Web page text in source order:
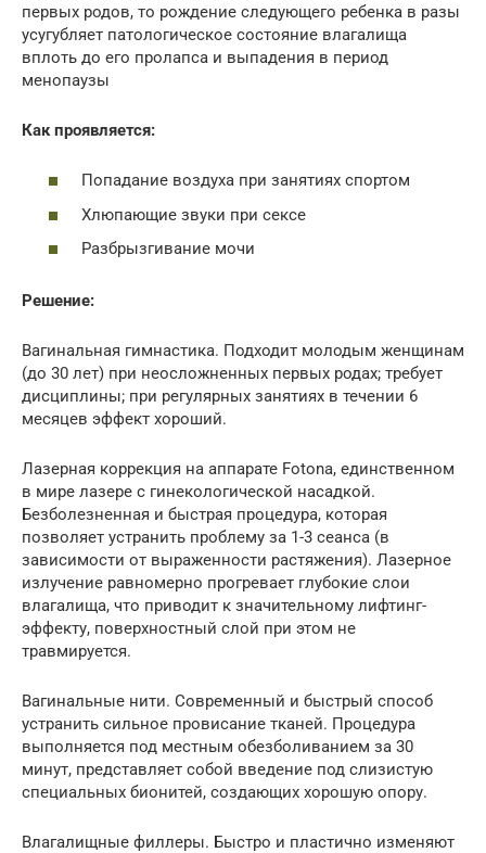
первых родов, то рождение следующего ребенка в разы
усугубляет патологическое состояние влагалища
вплоть до его пролапса и выпадения в период
менопаузы
Как проявляется:
Попадание воздуха при занятиях спортом
Хлюпающие звуки при сексе
Разбрызгивание мочи
Решение:
Вагинальная гимнастика. Подходит молодым женщинам
(до 30 лет) при неосложненных первых родах; требует
дисциплины; при регулярных занятиях в течении 6
месяцев эффект хороший.
Лазерная коррекция на аппарате Fotona, единственном
в мире лазере с гинекологической насадкой.
Безболезненная и быстрая процедура, которая
позволяет устранить проблему за 1-3 сеанса (в
зависимости от выраженности растяжения). Лазерное
излучение равномерно прогревает глубокие слои
влагалища, что приводит к значительному лифтинг-
эффекту, поверхностный слой при этом не
травмируется.
Вагинальные нити. Современный и быстрый способ
устранить сильное провисание тканей. Процедура
выполняется под местным обезболиванием за 30
минут, представляет собой введение под слизистую
специальных бионитей, создающих хорошую опору.
Влагалищные филлеры. Быстро и пластично изменяют